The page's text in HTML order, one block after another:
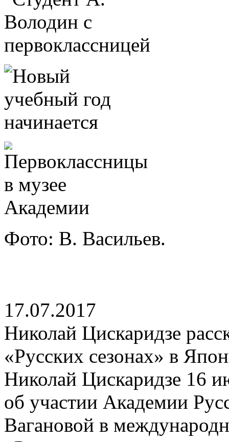
Фото: В. Васильев.
17.07.2017
Николай Цискаридзе
«Русских сезонах» в
Николай Цискаридзе 16
об участии Академии
Вагановой в